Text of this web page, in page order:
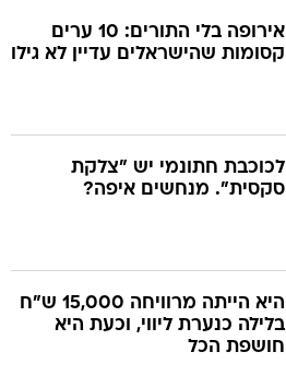
אירופה בלי התורים: 10 ערים
קסומות שהישראלים עדיין לא גילו
לכוכבת חתונמי יש "צלקת
סקסית". מנחשים איפה?
היא הייתה מרוויחה 15,000 ש"ח
בלילה כנערת ליווי, וכעת היא
חושפת הכל